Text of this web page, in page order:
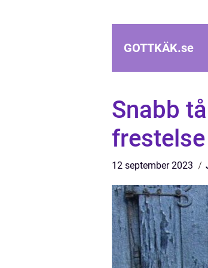
GOTTKÄK.se
Snabb
12 september 2023